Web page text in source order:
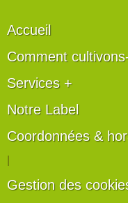
Accueil
Comment
Services +
Notre Label
Coordonnées &
Gestion des